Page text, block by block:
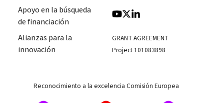
Apoyo en la búsqueda
de financiación
Alianzas para la
innovación
GRANT AGREEMENT
Project 101083898
Reconocimiento a la excelencia Comisión Europea